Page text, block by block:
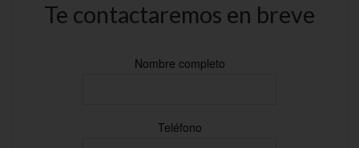
Te contactaremos en breve
Nombre completo
Teléfono